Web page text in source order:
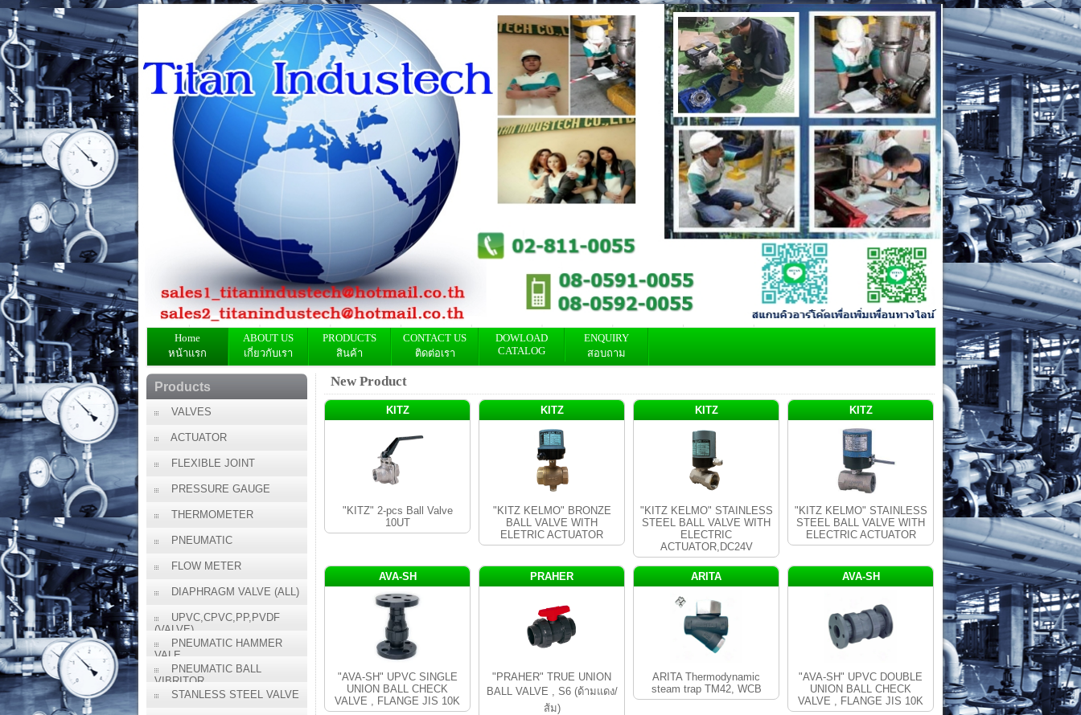
Home
หน้าแรก
ABOUT US
เกี่ยวกับเรา
PRODUCTS
สินค้า
CONTACT US
ติดต่อเรา
DOWLOAD
CATALOG
ENQUIRY
สอบถาม
Products
VALVES
ACTUATOR
FLEXIBLE JOINT
PRESSURE GAUGE
THERMOMETER
PNEUMATIC
FLOW METER
DIAPHRAGM VALVE (ALL)
UPVC,CPVC,PP,PVDF
(VALVE)
PNEUMATIC HAMMER
VALE
PNEUMATIC BALL
VIBRITOR
STANLESS STEEL VALVE
New Product
KITZ
"KITZ" 2-pcs Ball Valve
10UT
KITZ
"KITZ KELMO" BRONZE
BALL VALVE WITH
ELETRIC ACTUATOR
KITZ
"KITZ KELMO" STAINLESS
STEEL BALL VALVE WITH
ELECTRIC
ACTUATOR,DC24V
KITZ
"KITZ KELMO" STAINLESS
STEEL BALL VALVE WITH
ELECTRIC ACTUATOR
AVA-SH
"AVA-SH" UPVC SINGLE
UNION BALL CHECK
VALVE , FLANGE JIS 10K
PRAHER
"PRAHER" TRUE UNION
BALL VALVE , S6 (ด้ามแดง/
ส้ม)
ARITA
ARITA Thermodynamic
steam trap TM42, WCB
AVA-SH
"AVA-SH" UPVC DOUBLE
UNION BALL CHECK
VALVE , FLANGE JIS 10K